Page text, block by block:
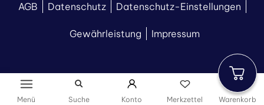
Menü Suche Konto Merkzettel Warenkorb
AGB Datenschutz Datenschutz-Einstellungen
Gewährleistung Impressum